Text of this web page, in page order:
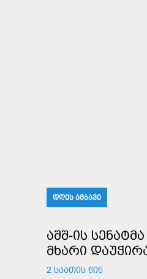
ᲓᲦᲘᲡ ᲐᲛᲑᲐᲕᲘ
ᲐᲨᲨ-ᲘᲡ
ᲛᲮᲐᲠᲘ
2 ᲡᲐᲐᲗᲘᲡ ᲬᲘᲜ